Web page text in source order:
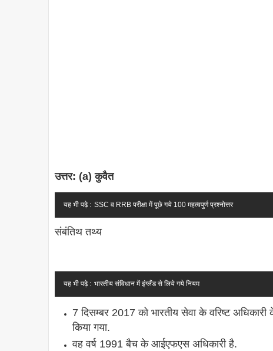
उत्तर: (a)कुवैत
यह भी पढ़े : SSC व RRB परीक्षा में पूछे गये 100 महत्वपुर्ण प्रश्नोत्तर
संबंतिथ तथ्य
यह भी पढ़े : भारतीय संविधान में इंग्लैंड से लिये गये नियम
7 दिसम्बर 2017 को भारतीय सेवा के वरिष्ट
किया गया.
वह वर्ष 1991 बैच के आईएफएस अधिकारी है.